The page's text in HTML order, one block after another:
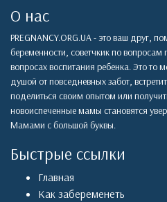
О нас
PREGNANCY.ORG.UA - это ваш друг,
беременности, советчкик по
вопросах воспитания ребенка. Это то
душой от повседневных забот,
поделиться своим опытом или
новоиспеченные мамы становятся
Мамами с большой буквы.
Быстрые ссылки
Главная
Как забеременеть